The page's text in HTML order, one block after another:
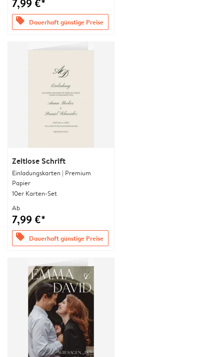
7,99 €*
offers Dauerhaft günstige Preise
Zeitlose Schrift
Einladungskarten | Premium
Papier
10er Karten-Set
Ab
7,99 €*
offers Dauerhaft günstige Preise